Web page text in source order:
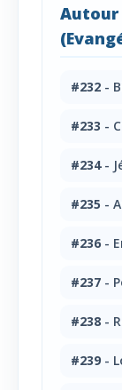
Autour
#232 -
#233 -
#234-
#235 -
#236 -
#237 -
#238 -
#239 -